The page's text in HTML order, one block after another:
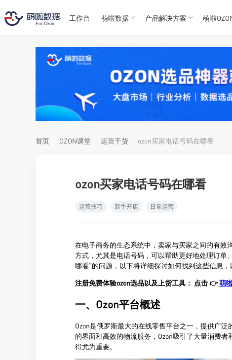
For
For
工作台 萌啦数据 产品解决方案 萌啦
首页 OZON课堂 运营干货 ozon买家电话号码在哪看
ozon买家电话号码在哪看
运营技巧 新手开店 日常运营